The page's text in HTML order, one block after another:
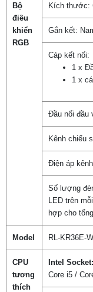
Bộ
điều
khiển
RGB
Kích thước:
Gắn kết:
Cáp kết nối:
1 x
1 x
Đầu nối đầu
Kênh chiếu
Điện áp
Số lượng
LED trên
hợp cho
Model RL-KR36E-
CPU
tương
thích
Intel Socket:
Core i5 /